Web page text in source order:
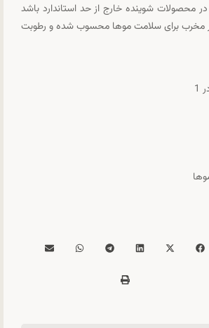
محصولات شوینده خارج از حد استاندارد باشد
مخرب برای سلامت موها محسوب شده و رطوبت